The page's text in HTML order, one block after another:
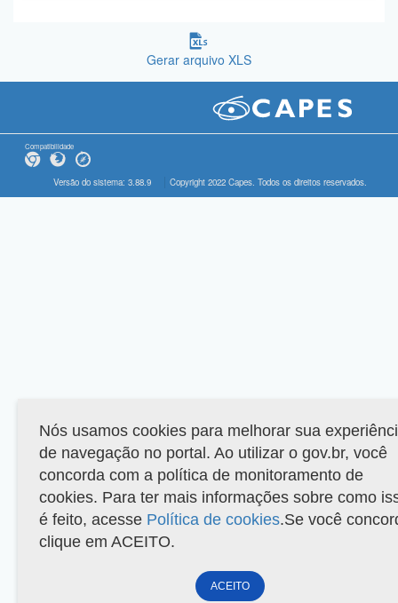
Gerar arquivo XLS
Compatibilidade
Versão do sistema: 3.88.9 Copyright 2022 Capes. Todos os direitos reservados.
Nós usamos cookies para melhorar sua
de navegação no portal. Ao utilizar o gov.br, você
concorda com a política de monitoramento de
cookies. Para ter mais informações sobre como
é feito, acesse Política de cookies.Se você
clique em ACEITO.
ACEITO